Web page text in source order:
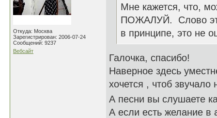
Откуда: Москва
Зарегистрирован: 2006-07-24
Сообщений: 9237
Вебсайт
Мне кажется, что,
ПОЖАЛУЙ. Слово
в принципе, это не
Галочка, спасибо!
Наверное здесь
хочется , чтоб
А песни вы слушаете
А если есть желание в